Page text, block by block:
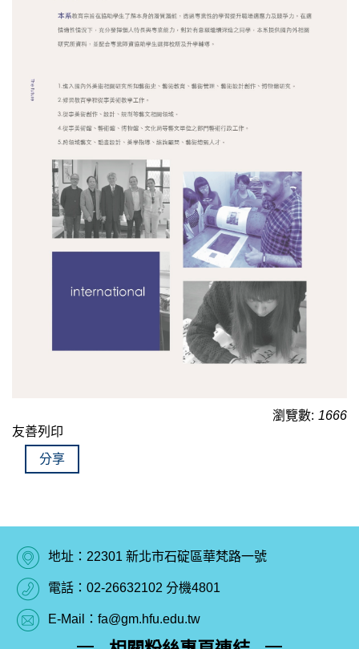
瀏覽數: 1666
友善列印
分享
地址：22301 新北市石碇區華梵路一號
電話：02-26632102 分機4801
E-Mail：fa@gm.hfu.edu.tw